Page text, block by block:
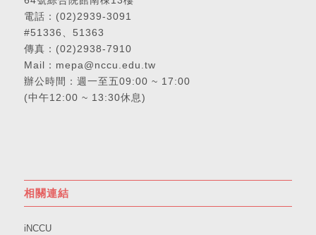
電話： (02)2939-3091
#51336、51363
傳真：(02)2938-7910
Mail： mepa@nccu.edu.tw
辦公時間：週一至五09:00 ~ 17:00
(中午12:00 ~ 13:30休息)
相關連結
iNCCU